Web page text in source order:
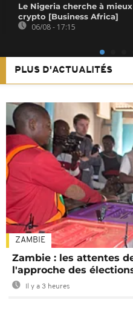
Le Nigeria cherche à
crypto [Business Africa]
06/08 - 17:15
PLUS D'ACTUALITÉS
ZAMBIE
Zambie : les attentes
l'approche des
Il y a 3 heures